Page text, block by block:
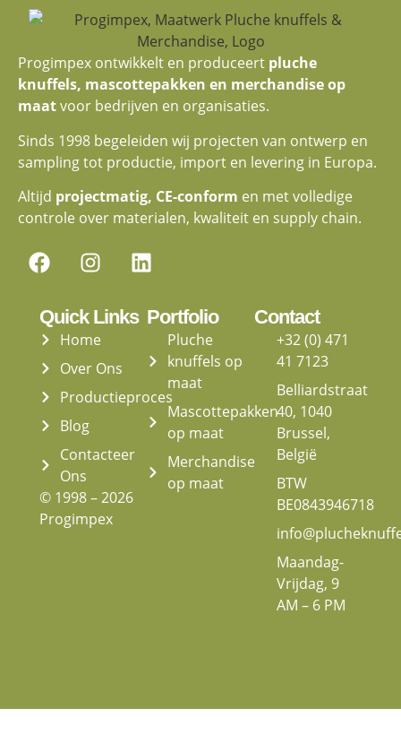
Progimpex ontwikkelt en produceert pluche
knuffels, mascottepakken en merchandise op
maatvoor bedrijven en organisaties.
Sinds 1998 begeleiden wij projecten van ontwerp en
sampling tot productie, import en levering in Europa.
Altijd projectmatig, CE-conform en met volledige
controle over materialen, kwaliteit en supply chain.
Quick Links
Home
Over Ons
Productieproces
Blog
Contacteer
Ons
© 1998 – 2026
Progimpex
Portfolio
Pluche
knuffels op
maat
Mascottepakken
op maat
Merchandise
op maat
Contact
+32 (0) 471
41 7123
Belliardstraat
40, 1040
Brussel,
België
BTW
BE0843946718
Maandag-
Vrijdag, 9
AM – 6 PM